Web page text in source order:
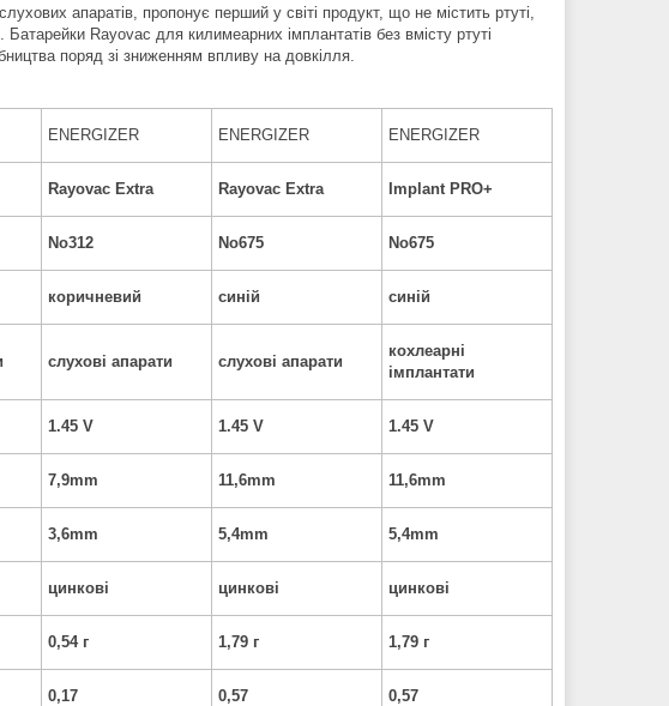
апаратів, пропонує перший у світі продукт, що не містить ртуті,
Rayovac для килимеарних імплантатів без вмісту ртуті
поряд зі зниженням впливу на довкілля.
ENERGIZER ENERGIZER ENERGIZER
Rayovac Extra Rayovac Extra Implant PRO+
No312 No675 No675
коричневий синій синій
слухові апарати слухові апарати
кохлеарні
імплантати
1.45 V 1.45 V 1.45 V
7,9mm 11,6mm 11,6mm
3,6mm 5,4mm 5,4mm
цинкові цинкові цинкові
0,54 г 1,79 г 1,79 г
0,17 0,57 0,57